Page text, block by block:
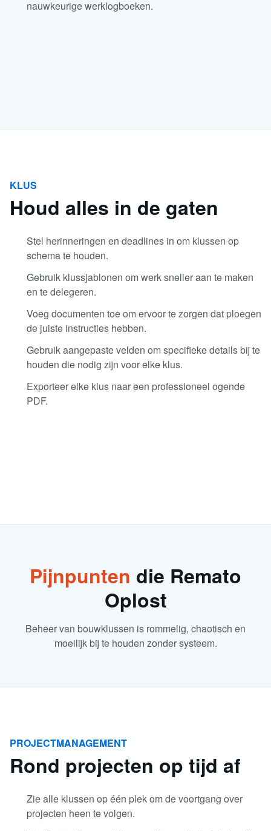
nauwkeurige werklogboeken.
KLUS
Houd alles in de gaten
Stel herinneringen en deadlines in om klussen op
schema te houden.
Gebruik klussjablonen om werk sneller aan te maken
en te delegeren.
Voeg documenten toe om ervoor te zorgen dat ploegen
de juiste instructies hebben.
Gebruik aangepaste velden om specifieke details bij te
houden die nodig zijn voor elke klus.
Exporteer elke klus naar een professioneel ogende
PDF.
Pijnpunten die Remato
Oplost
Beheer van bouwklussen is rommelig, chaotisch en
moeilijk bij te houden zonder systeem.
PROJECTMANAGEMENT
Rond projecten op tijd af
Zie alle klussen op één plek om de voortgang over
projecten heen te volgen.